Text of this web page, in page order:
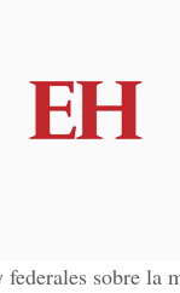
federales sobre la